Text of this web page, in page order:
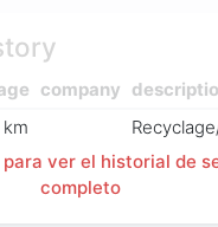
company
ver el historial de
completo